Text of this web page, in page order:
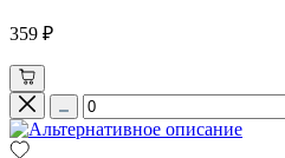
359 ₽